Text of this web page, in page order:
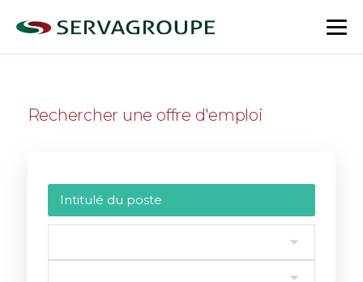
Rechercher une offre d'emploi